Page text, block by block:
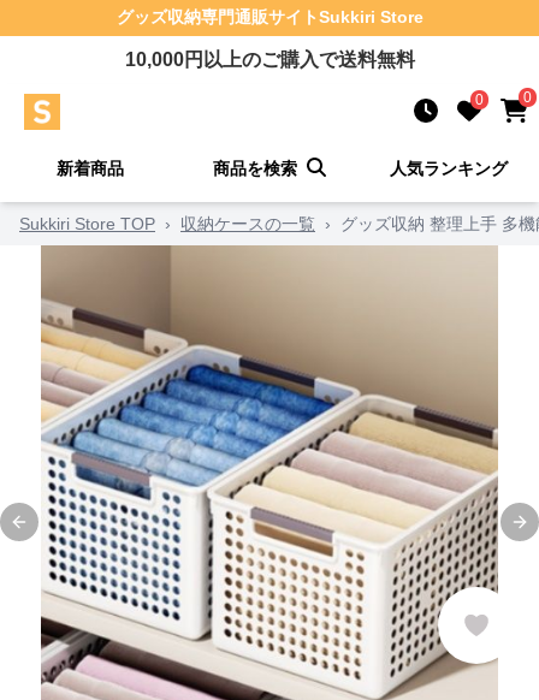
グッズ収納専門通販サイトSukkiri Store
10,000円以上のご購入で送料無料
0 0
新着商品 商品を検索 人気ランキング
Sukkiri Store TOP › 収納ケースの一覧 › グッズ収納 整理上手 多
Previous slide